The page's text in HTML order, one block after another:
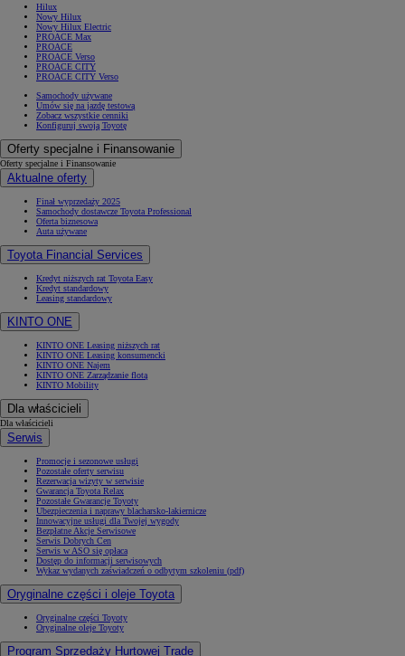
Hilux
Nowy Hilux
Nowy Hilux Electric
PROACE Max
PROACE
PROACE Verso
PROACE CITY
PROACE CITY Verso
Samochody używane
Umów się na jazdę testową
Zobacz wszystkie cenniki
Konfiguruj swoją Toyotę
Oferty specjalne i Finansowanie
Oferty specjalne i Finansowanie
Aktualne oferty
Finał wyprzedaży 2025
Samochody dostawcze Toyota Professional
Oferta biznesowa
Auta używane
Toyota Financial Services
Kredyt niższych rat Toyota Easy
Kredyt standardowy
Leasing standardowy
KINTO ONE
KINTO ONE Leasing niższych rat
KINTO ONE Leasing konsumencki
KINTO ONE Najem
KINTO ONE Zarządzanie flotą
KINTO Mobility
Dla właścicieli
Dla właścicieli
Serwis
Promocje i sezonowe usługi
Pozostałe oferty serwisu
Rezerwacja wizyty w serwisie
Gwarancja Toyota Relax
Pozostałe Gwarancje Toyoty
Ubezpieczenia i naprawy blacharsko-lakiernicze
Innowacyjne usługi dla Twojej wygody
Bezpłatne Akcje Serwisowe
Serwis Dobrych Cen
Serwis w ASO się opłaca
Dostęp do informacji serwisowych
Wykaz wydanych zaświadczeń o odbytym szkoleniu (pdf)
Oryginalne części i oleje Toyota
Oryginalne części Toyoty
Oryginalne oleje Toyoty
Program Sprzedaży Hurtowej Trade